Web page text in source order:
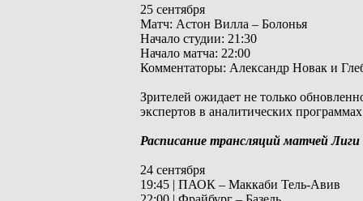
25 сентября
Матч: Астон Вилла – Болонья
Начало студии: 21:30
Начало матча: 22:00
Комментаторы: Александр Новак и
Зрителей ожидает не только
экспертов в аналитических
Расписание трансляций матчей
24 сентября
19:45 | ПАОК – Маккаби Тель-Авив